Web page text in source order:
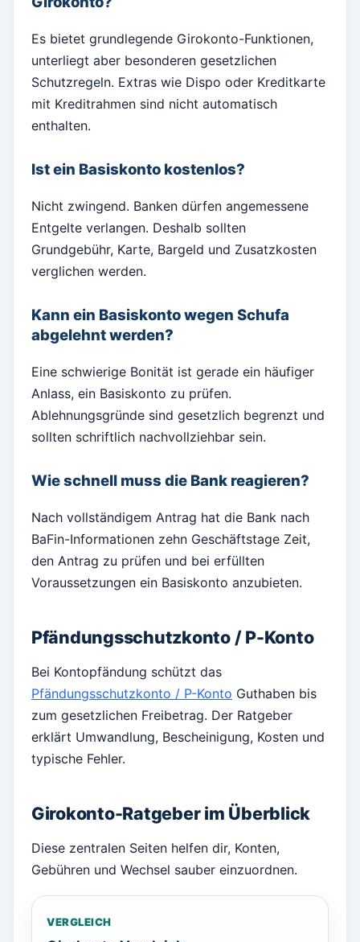
Es bietet grundlegende Girokonto-Funktionen,
unterliegt aber besonderen gesetzlichen
Schutzregeln. Extras wie Dispo oder Kreditkarte
mit Kreditrahmen sind nicht automatisch
enthalten.
Ist ein Basiskonto kostenlos?
Nicht zwingend. Banken dürfen angemessene
Entgelte verlangen. Deshalb sollten
Grundgebühr, Karte, Bargeld und Zusatzkosten
verglichen werden.
Kann ein Basiskonto wegen Schufa
abgelehnt werden?
Eine schwierige Bonität ist gerade ein häufiger
Anlass, ein Basiskonto zu prüfen.
Ablehnungsgründe sind gesetzlich begrenzt und
sollten schriftlich nachvollziehbar sein.
Wie schnell muss die Bank reagieren?
Nach vollständigem Antrag hat die Bank nach
BaFin-Informationen zehn Geschäftstage Zeit,
den Antrag zu prüfen und bei erfüllten
Voraussetzungen ein Basiskonto anzubieten.
Pfändungsschutzkonto / P-Konto
Bei Kontopfändung schützt das
Pfändungsschutzkonto / P-Konto Guthaben bis
zum gesetzlichen Freibetrag. Der Ratgeber
erklärt Umwandlung, Bescheinigung, Kosten und
typische Fehler.
Girokonto-Ratgeber im Überblick
Diese zentralen Seiten helfen dir, Konten,
Gebühren und Wechsel sauber einzuordnen.
VERGLEICH